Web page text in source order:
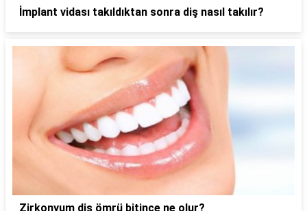
İmplant vidası takıldıktan sonra diş nasıl takılır?
Zirkonyum diş ömrü bitince ne olur?